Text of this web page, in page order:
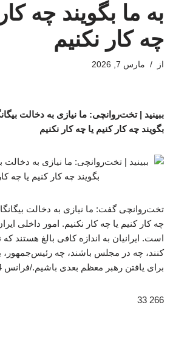
به ما بگویند چه
چه کار نکنیم
از مارس 7, 2026
ببینید | تخت‌روانچی: ما نیازی به دخالت
بگویند چه کار کنیم یا چه کار نکنیم
تخت‌روانچی گفت: ما نیازی به دخالت
چه کار کنیم یا چه کار نکنیم. امور داخلی
است. ایرانیان به اندازه کافی بالغ هستند که
کنند، چه در مجلس باشند، چه رئیس‌جمهور،
برای یافتن رهبر معظم بعدی باشیم./فرانس 24
266 33